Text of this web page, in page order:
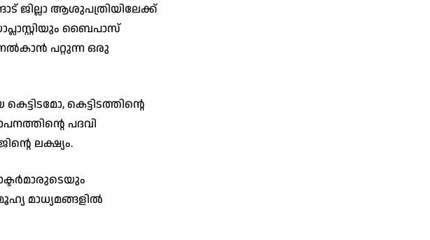
ജില്ലാ ആശുപത്രിയിലേക്ക്
ബൈപാസ്
പറ്റുന്ന ഒരു
കെട്ടിടത്തിന്റെ
പദവി
ലക്ഷ്യം.
മാധ്യമങ്ങളിൽ